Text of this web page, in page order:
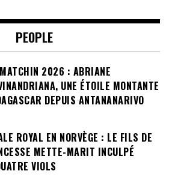
PEOPLE
2026 : ABRIANE
UNE ÉTOILE MONTANTE
DEPUIS ANTANANARIVO
ROYAL EN NORVÈGE : LE FILS DE
METTE-MARIT INCULPÉ
VIOLS